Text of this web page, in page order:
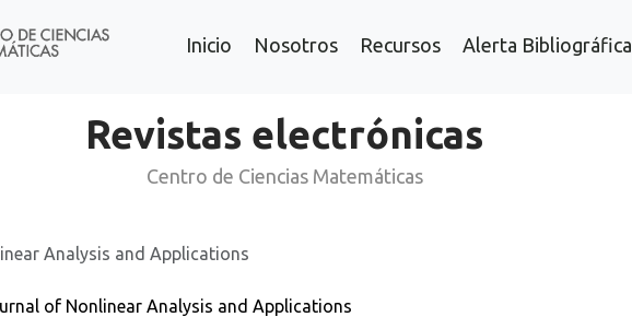
Inicio Nosotros Recursos Alerta Bibliográfica
Revistas electrónicas
Centro de Ciencias Matemáticas
Analysis and Applications
of Nonlinear Analysis and Applications